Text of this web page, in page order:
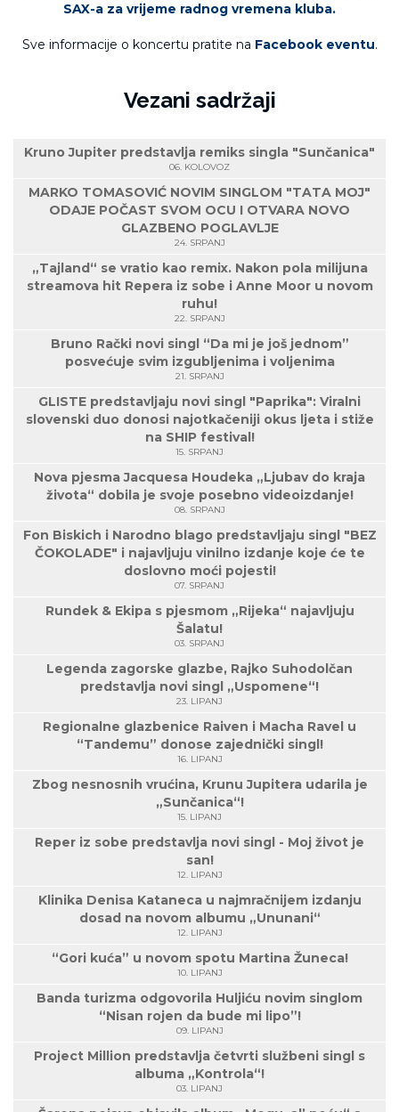
SAX-a za vrijeme radnog vremena kluba.
Sve informacije o koncertu pratite na Facebook eventu.
Vezani sadržaji
Kruno Jupiter predstavlja remiks singla "Sunčanica"
06. KOLOVOZ
MARKO TOMASOVIĆ NOVIM SINGLOM "TATA MOJ"
ODAJE POČAST SVOM OCU I OTVARA NOVO
GLAZBENO POGLAVLJE
24. SRPANJ
„Tajland“ se vratio kao remix. Nakon pola milijuna
streamova hit Repera iz sobe i Anne Moor u novom
ruhu!
22. SRPANJ
Bruno Rački novi singl “Da mi je još jednom”
posvećuje svim izgubljenima i voljenima
21. SRPANJ
GLISTE predstavljaju novi singl "Paprika": Viralni
slovenski duo donosi najotkačeniji okus ljeta i stiže
na SHIP festival!
15. SRPANJ
Nova pjesma Jacquesa Houdeka „Ljubav do kraja
života“ dobila je svoje posebno videoizdanje!
08. SRPANJ
Fon Biskich i Narodno blago predstavljaju singl "BEZ
ČOKOLADE" i najavljuju vinilno izdanje koje će te
doslovno moći pojesti!
07. SRPANJ
Rundek & Ekipa s pjesmom „Rijeka“ najavljuju
Šalatu!
03. SRPANJ
Legenda zagorske glazbe, Rajko Suhodolčan
predstavlja novi singl „Uspomene“!
23. LIPANJ
Regionalne glazbenice Raiven i Macha Ravel u
“Tandemu” donose zajednički singl!
16. LIPANJ
Zbog nesnosnih vrućina, Krunu Jupitera udarila je
„Sunčanica“!
15. LIPANJ
Reper iz sobe predstavlja novi singl - Moj život je
san!
12. LIPANJ
Klinika Denisa Kataneca u najmračnijem izdanju
dosad na novom albumu „Ununani“
12. LIPANJ
“Gori kuća” u novom spotu Martina Žuneca!
10. LIPANJ
Banda turizma odgovorila Huljiću novim singlom
“Nisan rojen da bude mi lipo”!
09. LIPANJ
Project Million predstavlja četvrti službeni singl s
albuma „Kontrola“!
03. LIPANJ